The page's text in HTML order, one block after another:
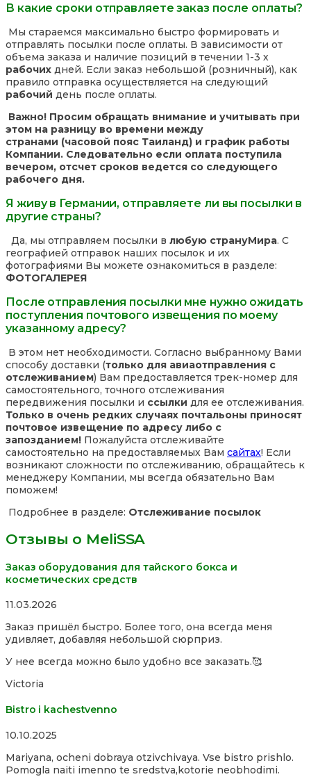
В какие сроки отправляете заказ после оплаты?
Мы стараемся максимально быстро формировать и
отправлять посылки после оплаты. В зависимости от
объема заказа и наличие позиций в течении 1-3 х
рабочих дней. Если заказ небольшой (розничный), как
правило отправка осуществляется на следующий
рабочий день после оплаты.
Важно! Просим обращать внимание и учитывать при
этом на разницу во времени между
странами (часовой пояс Таиланд) и график работы
Компании. Следовательно если оплата поступила
вечером, отсчет сроков ведется со следующего
рабочего дня.
Я живу в Германии, отправляете ли вы посылки в
другие страны?
Да, мы отправляем посылки в любую странуМира. С
географией отправок наших посылок и их
фотографиями Вы можете ознакомиться в разделе:
ФОТОГАЛЕРЕЯ
После отправления посылки мне нужно ожидать
поступления почтового извещения по моему
указанному адресу?
В этом нет необходимости. Согласно выбранному Вами
способу доставки (только для авиаотправления с
отслеживанием) Вам предоставляется трек-номер для
самостоятельного, точного отслеживания
передвижения посылки и ссылки для ее отслеживания.
Только в очень редких случаях почтальоны приносят
почтовое извещение по адресу либо с
запозданием! Пожалуйста отслеживайте
самостоятельно на предоставляемых Вам сайтах! Если
возникают сложности по отслеживанию, обращайтесь к
менеджеру Компании, мы всегда обязательно Вам
поможем!
Подробнее в разделе: Отслеживание посылок
Отзывы о MeliSSA
Заказ оборудования для тайского бокса и
косметических средств
Rated
out
of
11.03.2026
Заказ пришёл быстро. Более того, она всегда меня
удивляет, добавляя небольшой сюрприз.
У нее всегда можно было удобно все заказать.🥰
Victoria
Bistro i kachestvenno
Rated
out
of
10.10.2025
Mariyana, ocheni dobraya otzivchivaya. Vse bistro prishlo.
Pomogla naiti imenno te sredstva,kotorie neobhodimi.